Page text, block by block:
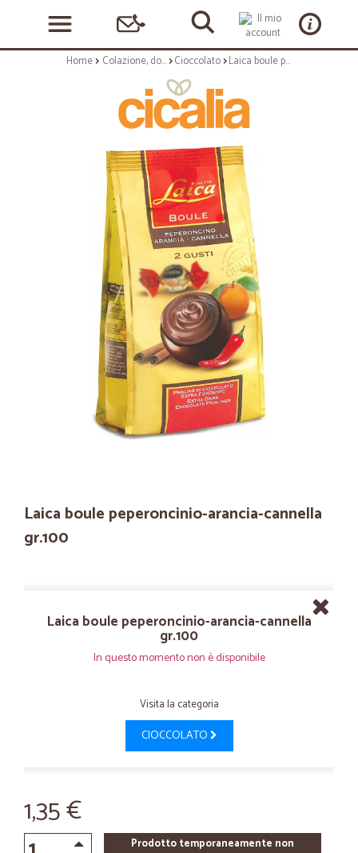
Home Colazione, dolciumi e snack Cioccolato Laica boule peperoncinio-arancia-cannella gr.100
Laica boule peperoncinio-arancia-cannella
gr.100
Laica boule peperoncinio-arancia-cannella
gr.100
In questo momento non è disponibile
Visita la categoria
CIOCCOLATO
1,35 €
Prodotto temporaneamente non